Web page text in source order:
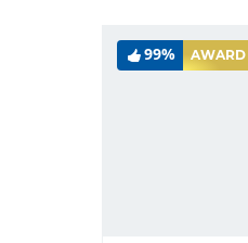
99% AWARD